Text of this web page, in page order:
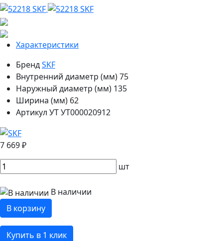
Характеристики
БрендSKF
Внутренний диаметр (мм)75
Наружный диаметр (мм) 135
Ширина (мм) 62
Артикул УТУТ000020912
7 669 ₽
шт
В наличии
В корзину
Купить в 1 клик